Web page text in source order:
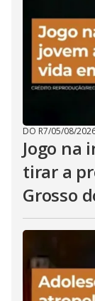
DO R7/05/08/
Jogo na
tirar a
Grosso